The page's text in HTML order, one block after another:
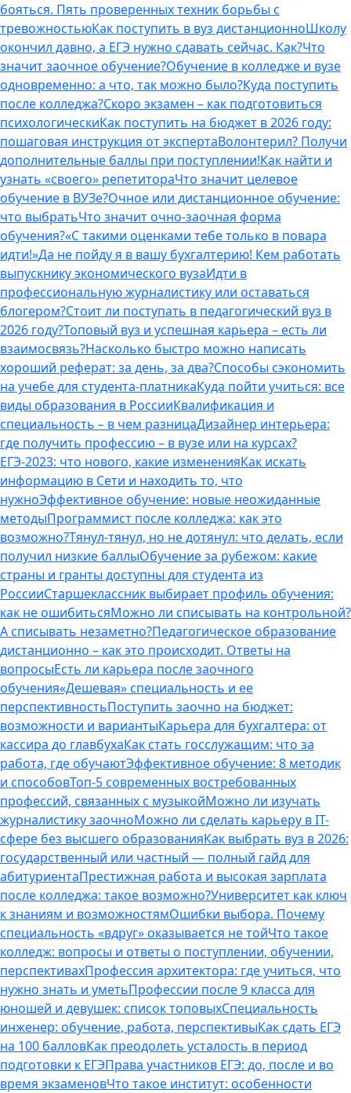
бояться. Пять проверенных техник борьбы с
тревожностьюКак поступить в вуз дистанционноШколу
окончил давно, а ЕГЭ нужно сдавать сейчас. Как?Что
значит заочное обучение?Обучение в колледже и вузе
одновременно: а что, так можно было?Куда поступить
после колледжа?Скоро экзамен – как подготовиться
психологическиКак поступить на бюджет в 2026 году:
пошаговая инструкция от экспертаВолонтерил? Получи
дополнительные баллы при поступлении!Как найти и
узнать «своего» репетитораЧто значит целевое
обучение в ВУЗе?Очное или дистанционное обучение:
что выбратьЧто значит очно-заочная форма
обучения?«С такими оценками тебе только в повара
идти!»Да не пойду я в вашу бухгалтерию! Кем работать
выпускнику экономического вузаИдти в
профессиональную журналистику или оставаться
блогером?Стоит ли поступать в педагогический вуз в
2026 году?Топовый вуз и успешная карьера – есть ли
взаимосвязь?Насколько быстро можно написать
хороший реферат: за день, за два?Способы сэкономить
на учебе для студента-платникаКуда пойти учиться: все
виды образования в РоссииКвалификация и
специальность – в чем разницаДизайнер интерьера:
где получить профессию – в вузе или на курсах?
ЕГЭ-2023: что нового, какие измененияКак искать
информацию в Сети и находить то, что
нужноЭффективное обучение: новые неожиданные
методыПрограммист после колледжа: как это
возможно?Тянул-тянул, но не дотянул: что делать, если
получил низкие баллыОбучение за рубежом: какие
страны и гранты доступны для студента из
РоссииСтаршеклассник выбирает профиль обучения:
как не ошибитьсяМожно ли списывать на контрольной?
А списывать незаметно?Педагогическое образование
дистанционно – как это происходит. Ответы на
вопросыЕсть ли карьера после заочного
обучения«Дешевая» специальность и ее
перспективностьПоступить заочно на бюджет:
возможности и вариантыКарьера для бухгалтера: от
кассира до главбухаКак стать госслужащим: что за
работа, где обучаютЭффективное обучение: 8 методик
и способовТоп-5 современных востребованных
профессий, связанных с музыкойМожно ли изучать
журналистику заочноМожно ли сделать карьеру в IT-
сфере без высшего образованияКак выбрать вуз в 2026:
государственный или частный — полный гайд для
абитуриентаПрестижная работа и высокая зарплата
после колледжа: такое возможно?Университет как ключ
к знаниям и возможностямОшибки выбора. Почему
специальность «вдруг» оказывается не тойЧто такое
колледж: вопросы и ответы о поступлении, обучении,
перспективахПрофессия архитектора: где учиться, что
нужно знать и уметьПрофессии после 9 класса для
юношей и девушек: список топовыхСпециальность
инженер: обучение, работа, перспективыКак сдать ЕГЭ
на 100 балловКак преодолеть усталость в период
подготовки к ЕГЭПрава участников ЕГЭ: до, после и во
время экзаменовЧто такое институт: особенности